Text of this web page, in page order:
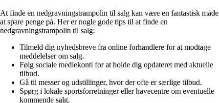
At finde en nedgravningstrampolin til salg kan være en fantastisk måde
at spare penge på. Her er nogle gode tips til at finde en
nedgravningstrampolin til salg:
Tilmeld dig nyhedsbreve fra online forhandlere for at modtage
meddelelser om salg.
Følg sociale mediekonti for at holde dig opdateret med aktuelle
tilbud.
Gå til messer og udstillinger, hvor der ofte er særlige tilbud.
Spørg i lokale sportsforretninger eller havecentre om eventuelle
kommende salg.